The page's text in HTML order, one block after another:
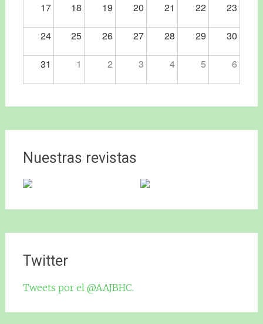
17 18 19 20 21 22 23
24 25 26 27 28 29 30
31 1 2 3 4 5 6
Nuestras revistas
Twitter
Tweets por el @AAJBHC.